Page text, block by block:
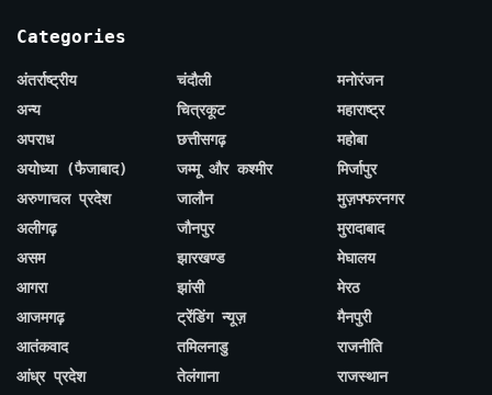
Categories
अंतर्राष्ट्रीय
अन्य
अपराध
अयोध्या (फैजाबाद)
अरुणाचल प्रदेश
अलीगढ़
असम
आगरा
आजमगढ़
आतंकवाद
आंध्र प्रदेश
चंदौली
चित्रकूट
छत्तीसगढ़
जम्मू और कश्मीर
जालौन
जौनपुर
झारखण्ड
झांसी
ट्रेंडिंग न्यूज़
तमिलनाडु
तेलंगाना
मनोरंजन
महाराष्ट्र
महोबा
मिर्जापुर
मुज़फ्फरनगर
मुरादाबाद
मेघालय
मेरठ
मैनपुरी
राजनीति
राजस्थान